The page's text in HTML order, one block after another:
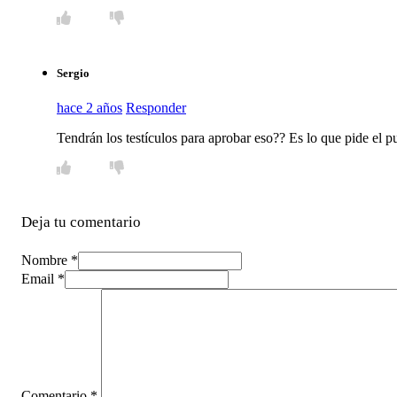
Sergio
hace 2 años Responder
Tendrán los testículos para aprobar eso?? Es lo que pide el
Deja tu comentario
Nombre *
Email *